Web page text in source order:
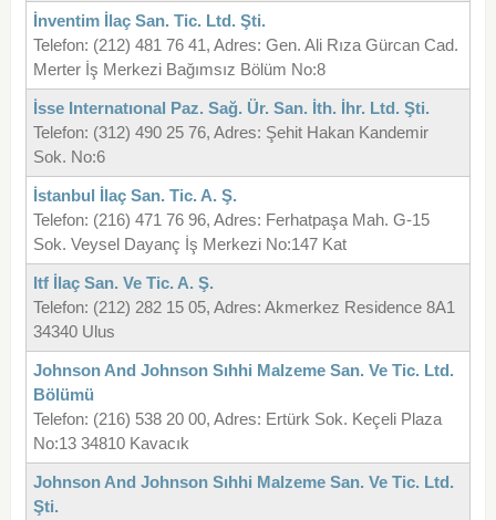
İnventim İlaç San. Tic. Ltd. Şti.
Telefon: (212) 481 76 41, Adres: Gen. Ali Rıza Gürcan Cad.
Merter İş Merkezi Bağımsız Bölüm No:8
İsse Internatıonal Paz. Sağ. Ür. San. İth. İhr. Ltd. Şti.
Telefon: (312) 490 25 76, Adres: Şehit Hakan Kandemir
Sok. No:6
İstanbul İlaç San. Tic. A. Ş.
Telefon: (216) 471 76 96, Adres: Ferhatpaşa Mah. G-15
Sok. Veysel Dayanç İş Merkezi No:147 Kat
Itf İlaç San. Ve Tic. A. Ş.
Telefon: (212) 282 15 05, Adres: Akmerkez Residence 8A1
34340 Ulus
Johnson And Johnson Sıhhi Malzeme San. Ve Tic. Ltd.
Bölümü
Telefon: (216) 538 20 00, Adres: Ertürk Sok. Keçeli Plaza
No:13 34810 Kavacık
Johnson And Johnson Sıhhi Malzeme San. Ve Tic. Ltd.
Şti.